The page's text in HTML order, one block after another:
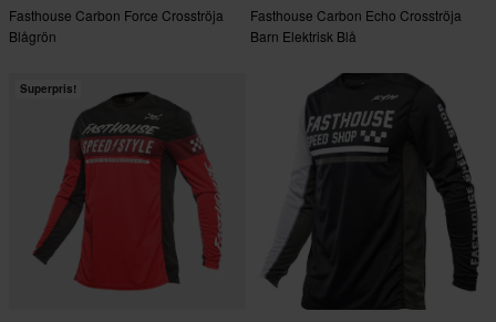
Fasthouse Carbon Force Crosströja
Blågrön
Fasthouse Carbon Echo Crosströja
Barn Elektrisk Blå
Superpris!